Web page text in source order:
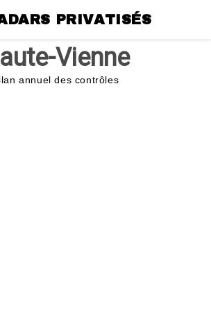
PRIVATISÉS
Vienne
annuel des contrôles